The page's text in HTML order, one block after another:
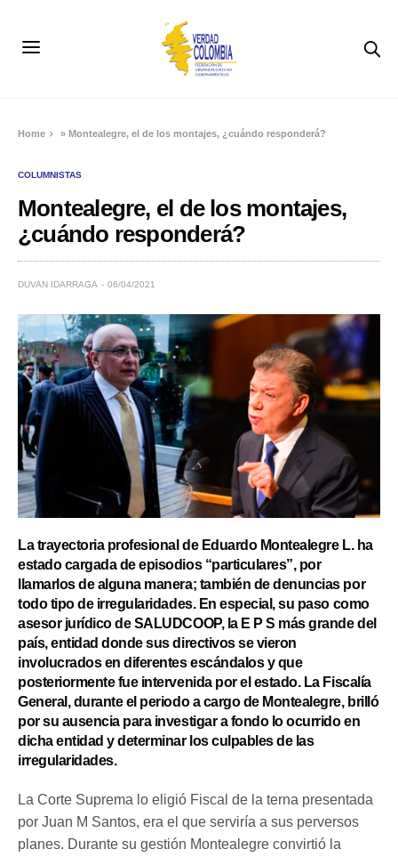
Home »Montealegre, el de los montajes, ¿cuándo responderá?
COLUMNISTAS
Montealegre, el de los montajes,
¿cuándo responderá?
DUVAN IDARRAGA 06/04/2021
La trayectoria profesional de Eduardo Montealegre L. ha
estado cargada de episodios “particulares”, por
llamarlos de alguna manera; también de denuncias por
todo tipo de irregularidades. En especial, su paso como
asesor jurídico de SALUDCOOP, la E P S más grande del
país, entidad donde sus directivos se vieron
involucrados en diferentes escándalos y que
posteriormente fue intervenida por el estado. La Fiscalía
General, durante el periodo a cargo de Montealegre, brilló
por su ausencia para investigar a fondo lo ocurrido en
dicha entidad y determinar los culpables de las
irregularidades.
La Corte Suprema lo eligió Fiscal de la terna presentada
por Juan M Santos, era el que serviría a sus perversos
planes. Durante su gestión Montealegre convirtió la